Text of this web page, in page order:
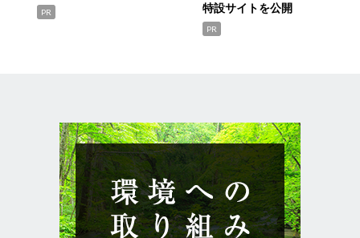
PR
特設サイトを公開
PR